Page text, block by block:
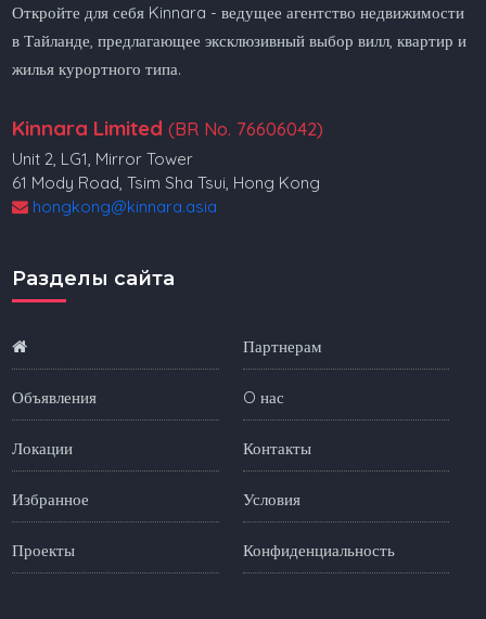
Откройте для себя Kinnara - ведущее агентство недвижимости
в Тайланде, предлагающее эксклюзивный выбор вилл, квартир и
жилья курортного типа.
Kinnara Limited (BR No. 76606042)
Unit 2, LG1, Mirror Tower
61 Mody Road, Tsim Sha Tsui, Hong Kong
hongkong@kinnara.asia
Разделы сайта
Объявления
Локации
Избранное
Проекты
Партнерам
O нас
Контакты
Условия
Конфиденциальность